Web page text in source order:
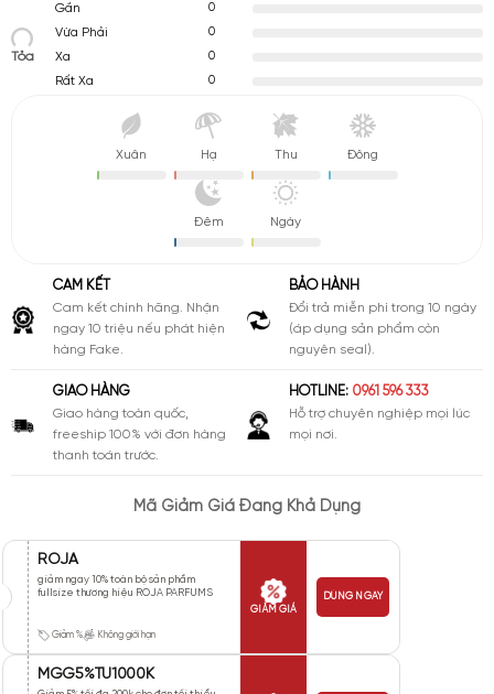
Tỏa
Gần
0
Vừa Phải
0
Xa
0
Rất Xa
0
Xuân Hạ Thu Đông
Đêm Ngày
CAM KẾT
Cam kết chính hãng. Nhận
ngay 10 triệu nếu phát hiện
hàng Fake.
BẢO HÀNH
Đổi trả miễn phí trong 10 ngày
(áp dụng sản phẩm còn
nguyên seal).
GIAO HÀNG
Giao hàng toàn quốc,
freeship 100% với đơn hàng
thanh toán trước.
HOTLINE: 0961 596 333
Hỗ trợ chuyên nghiệp mọi lúc
mọi nơi.
Mã Giảm Giá Đang Khả Dụng
ROJA
giảm ngay 10% toàn bộ sản phẩm
fullsize thương hiệu ROJA PARFUMS
Giảm % Không giới hạn
GIẢM GIÁ
DÙNG NGAY
MGG5%TU1000K